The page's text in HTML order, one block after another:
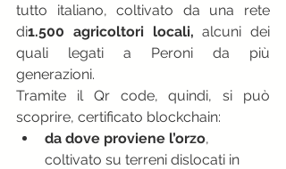
tutto italiano, coltivato da una rete
di1.500 agricoltori locali, alcuni dei
quali legati a Peroni da più
generazioni.
Tramite il Qr code, quindi, si può
scoprire, certificato blockchain:
da dove proviene l’orzo,
coltivato su terreni dislocati in